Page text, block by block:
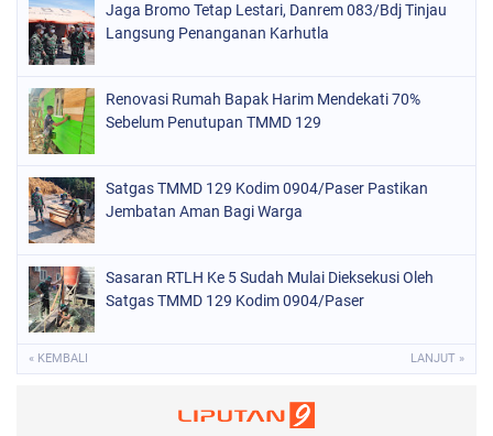
Jaga Bromo Tetap Lestari, Danrem 083/Bdj Tinjau
Langsung Penanganan Karhutla
Renovasi Rumah Bapak Harim Mendekati 70%
Sebelum Penutupan TMMD 129
Satgas TMMD 129 Kodim 0904/Paser Pastikan
Jembatan Aman Bagi Warga
Sasaran RTLH Ke 5 Sudah Mulai Dieksekusi Oleh
Satgas TMMD 129 Kodim 0904/Paser
« KEMBALI LANJUT »